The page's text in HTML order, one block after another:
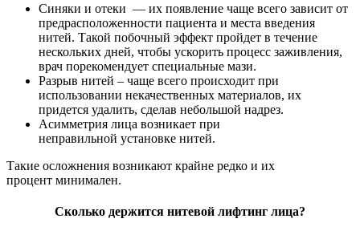
Синяки и отеки — их появление чаще всего зависит от
предрасположенности пациента и места введения
нитей. Такой побочный эффект пройдет в течение
нескольких дней, чтобы ускорить процесс заживления,
врач порекомендует специальные мази.
Разрыв нитей – чаще всего происходит при
использовании некачественных материалов, их
придется удалить, сделав небольшой надрез.
Асимметрия лица возникает при
неправильной установке нитей.
Такие осложнения возникают крайне редко и их
процент минимален.
Сколько держится нитевой лифтинг лица?